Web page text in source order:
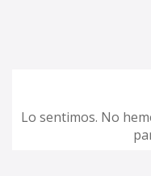
Lo sentimos. No